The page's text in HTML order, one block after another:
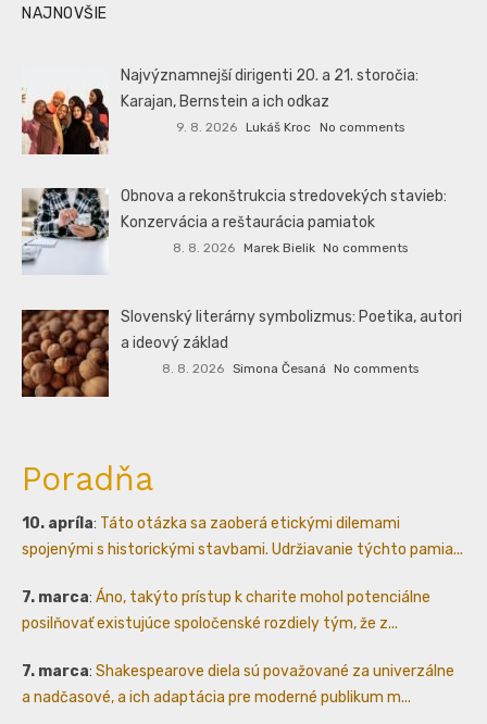
NAJNOVŠIE
Najvýznamnejší dirigenti 20. a 21. storočia:
Karajan, Bernstein a ich odkaz
9. 8. 2026 Lukáš Kroc No comments
Obnova a rekonštrukcia stredovekých stavieb:
Konzervácia a reštaurácia pamiatok
8. 8. 2026 Marek Bielik No comments
Slovenský literárny symbolizmus: Poetika, autori
a ideový základ
8. 8. 2026 Simona Česaná No comments
Poradňa
10. apríla: Táto otázka sa zaoberá etickými dilemami
spojenými s historickými stavbami. Udržiavanie týchto pamia...
7. marca: Áno, takýto prístup k charite mohol potenciálne
posilňovať existujúce spoločenské rozdiely tým, že z...
7. marca: Shakespearove diela sú považované za univerzálne
a nadčasové, a ich adaptácia pre moderné publikum m...